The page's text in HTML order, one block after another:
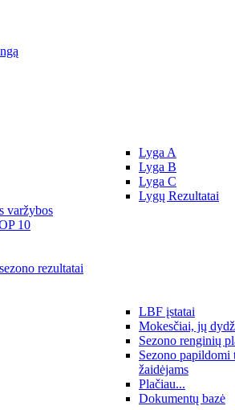
Lyga A
Lyga B
Lyga C
Lygų Rezultatai
varžybos
10
rezultatai
LBF įstatai
Mokesčiai, jų
Sezono renginių
Sezono papildomi
žaidėjams
Plačiau...
Dokumentų bazė